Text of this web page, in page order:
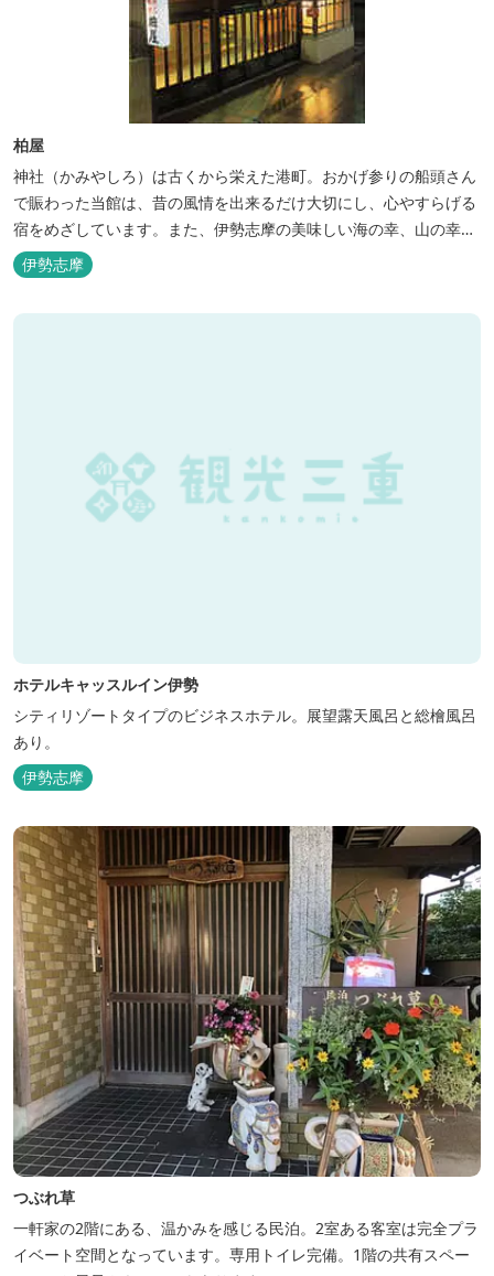
柏屋
神社（かみやしろ）は古くから栄えた港町。おかげ参りの船頭さん
で賑わった当館は、昔の風情を出来るだけ大切にし、心やすらげる
宿をめざしています。また、伊勢志摩の美味しい海の幸、山の幸を
低価格でお楽しみください。
伊勢志摩
ホテルキャッスルイン伊勢
シティリゾートタイプのビジネスホテル。展望露天風呂と総檜風呂
あり。
伊勢志摩
つぶれ草
一軒家の2階にある、温かみを感じる民泊。2室ある客室は完全プラ
イベート空間となっています。専用トイレ完備。1階の共有スペー